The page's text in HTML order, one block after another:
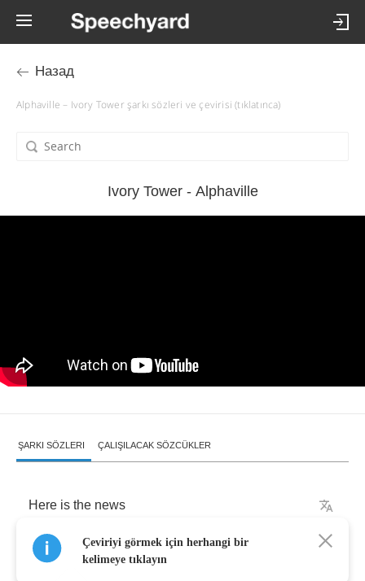
Назад
Alphaville – Ivory Tower şarkı sözleri ve çevirisi (tıklatınca)
Ivory Tower - Alphaville
ŞARKI SÖZLERI ÇALIŞILACAK SÖZCÜKLER
Here is the news
From little hideaway
Çeviriyi görmek için herhangi bir
kelimeye tıklayın